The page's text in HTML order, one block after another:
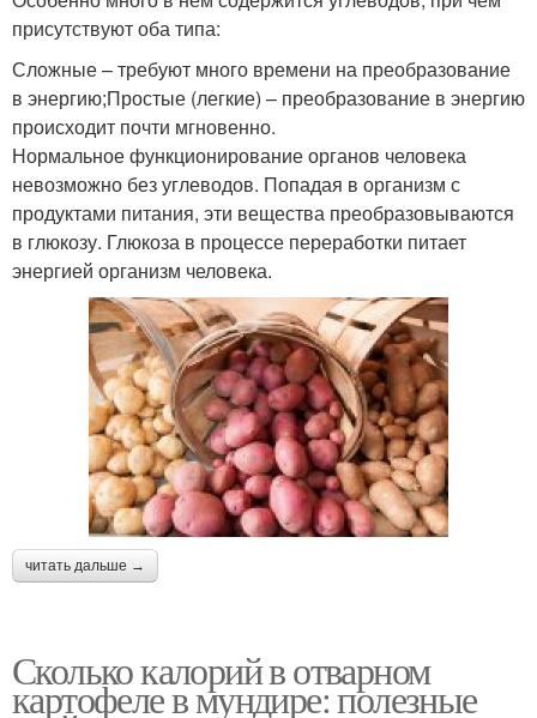
присутствуют оба типа:
Сложные – требуют много времени на преобразование
в энергию;Простые (легкие) – преобразование в энергию
происходит почти мгновенно.
Нормальное функционирование органов человека
невозможно без углеводов. Попадая в организм с
продуктами питания, эти вещества преобразовываются
в глюкозу. Глюкоза в процессе переработки питает
энергией организм человека.
читать дальше →
Сколько калорий в отварном
картофеле в мундире: полезные